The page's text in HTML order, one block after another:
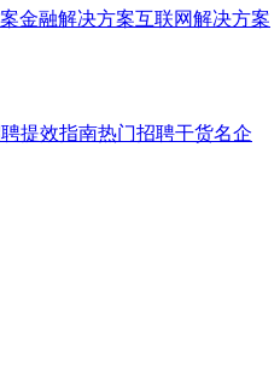
金融解决方案互联网解决方案
提效指南热门招聘干货名企